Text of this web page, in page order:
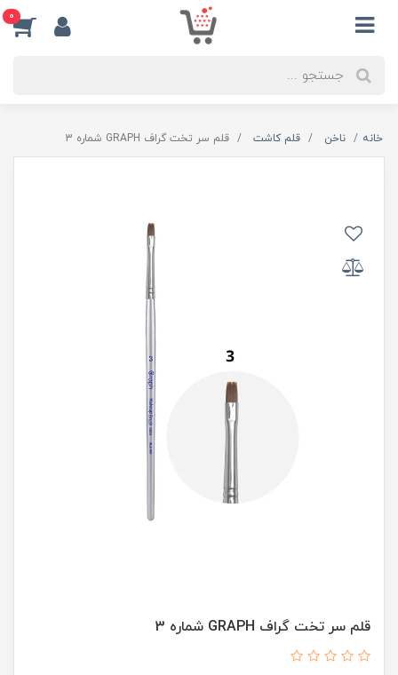
0
خانه ناخن قلم کاشت قلم سر تخت گراف GRAPH شماره 3
قلم سر تخت گراف GRAPH شماره 3